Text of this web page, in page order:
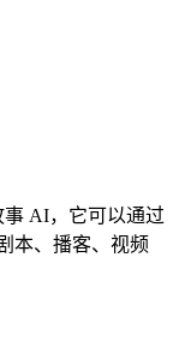
事 AI，它可以通过
本、播客、视频